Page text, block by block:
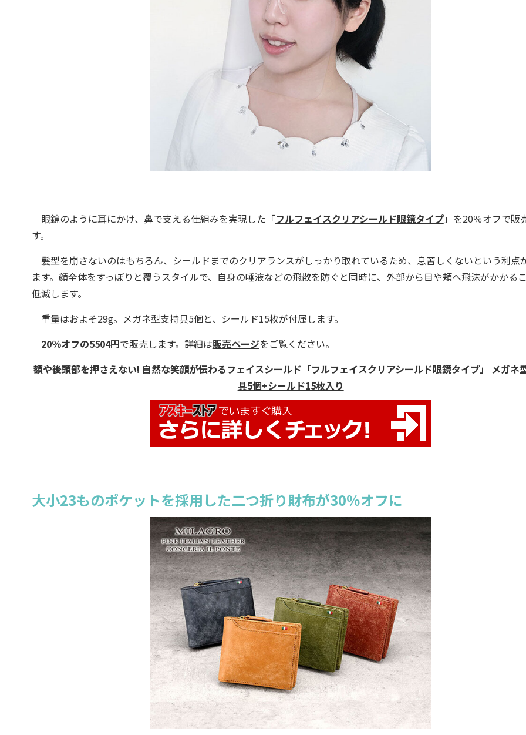
眼鏡のように耳にかけ、鼻で支える仕組みを実現した「フルフェイスクリアシールド眼鏡タイプ」を20％オフで販
す。
髪型を崩さないのはもちろん、シールドまでのクリアランスがしっかり取れているため、息苦しくないという利点
ます。顔全体をすっぽりと覆うスタイルで、自身の唾液などの飛散を防ぐと同時に、外部から目や頬へ飛沫がかかる
低減します。
重量はおよそ29g。メガネ型支持具5個と、シールド15枚が付属します。
20％オフの5504円で販売します。詳細は販売ページをご覧ください。
額や後頭部を押さえない! 自然な笑顔が伝わるフェイスシールド「フルフェイスクリアシールド眼鏡タイプ」 メガネ
具5個+シールド15枚入り
大小23ものポケットを採用した二つ折り財布が30％オフに